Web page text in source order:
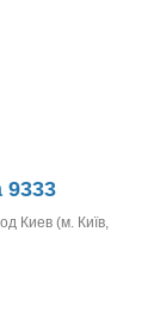
Киев (м. Київ,